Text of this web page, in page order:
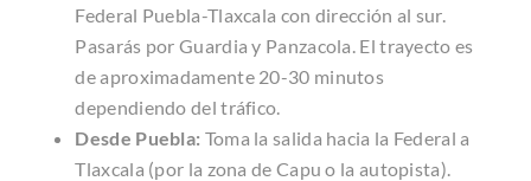
Federal Puebla-Tlaxcala con dirección al sur.
Pasarás por Guardia y Panzacola. El trayecto es
de aproximadamente 20-30 minutos
dependiendo del tráfico.
Desde Puebla: Toma la salida hacia la Federal a
Tlaxcala (por la zona de Capu o la autopista).